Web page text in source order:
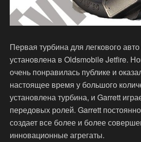
Первая турбина для легкового
установлена в Oldsmobile Jetfire.
очень понравилась публике и
настоящее время у большого
установлена турбина, и Garrett
передовых ролей. Garrett
создает все более и более
инновационные агрегаты.